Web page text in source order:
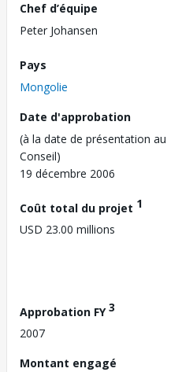
Chef d’équipe
Peter Johansen
Pays
Mongolie
Date d'approbation
(à la date de présentation au
Conseil)
19 décembre 2006
Coût total du projet 1
USD 23.00 millions
Approbation FY3
2007
Montant engagé